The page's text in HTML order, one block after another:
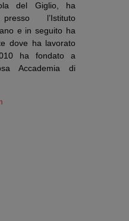
del Giglio, ha
l’Istituto
e in seguito ha
dove ha lavorato
ha fondato a
Accademia di